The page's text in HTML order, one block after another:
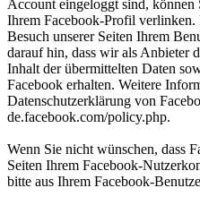
Account eingeloggt sind, können
Ihrem Facebook-Profil verlinken.
Besuch unserer Seiten Ihrem
darauf hin, dass wir als Anbieter
Inhalt der übermittelten Daten
Facebook erhalten. Weitere
Datenschutzerklärung von
de.facebook.com/policy.php.
Wenn Sie nicht wünschen, dass
Seiten Ihrem Facebook-
bitte aus Ihrem Facebook-